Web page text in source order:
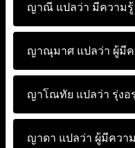
ญาณี แปลว่า มีความ
ญาณุมาศ แปลว่า ผู้มีค
ญาโณทัย แปลว่า รุ่ง
ญาดา แปลว่า ผู้มีควา